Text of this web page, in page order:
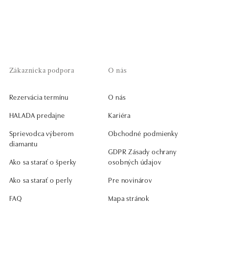
Zákaznícka podpora
Rezervácia termínu
HALADA predajne
Sprievodca výberom
diamantu
Ako sa starať o šperky
Ako sa starať o perly
FAQ
O nás
O nás
Kariéra
Obchodné podmienky
GDPR Zásady ochrany
osobných údajov
Pre novinárov
Mapa stránok